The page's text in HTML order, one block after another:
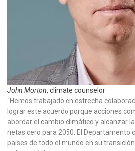
John Morton, climate counselor
“Hemos trabajado en estrecha
lograr este acuerdo porque acciones
abordar el cambio climático y alcanzar
netas cero para 2050. El Departamento
países de todo el mundo en su